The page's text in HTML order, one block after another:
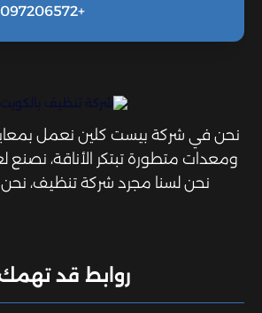
نحن في شركة بيست كلين نعمل
ومعدات متطورة تبتكر الأناقة، نصنع
نحن لسنا مجرد شركة تنظيف، نحن
روابط قد تهمك